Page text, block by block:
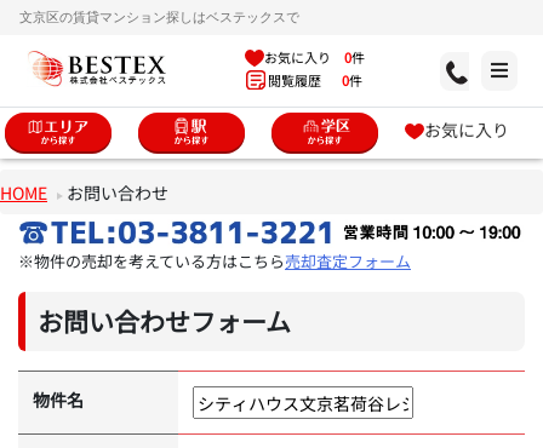
文京区の賃貸マンション探しはベステックスで
お気に入り 0件
閲覧履歴 0件
お気に入り
HOME お問い合わせ
※物件の売却を考えている方はこちら売却査定フォーム
お問い合わせフォーム
物件名